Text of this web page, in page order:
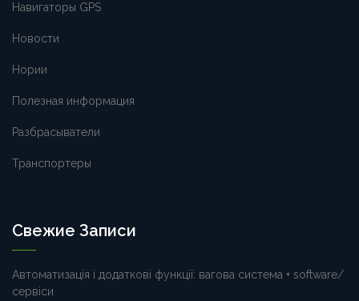
Навигаторы GPS
Новости
Нории
Полезная информация
Разбрасыватели
Транспортеры
Свежие Записи
Автоматизація і додаткові функції: вагова система + software/
сервіси